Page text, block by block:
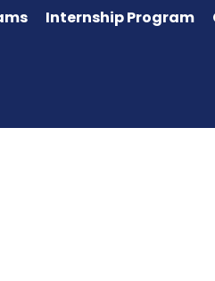
Internship Program